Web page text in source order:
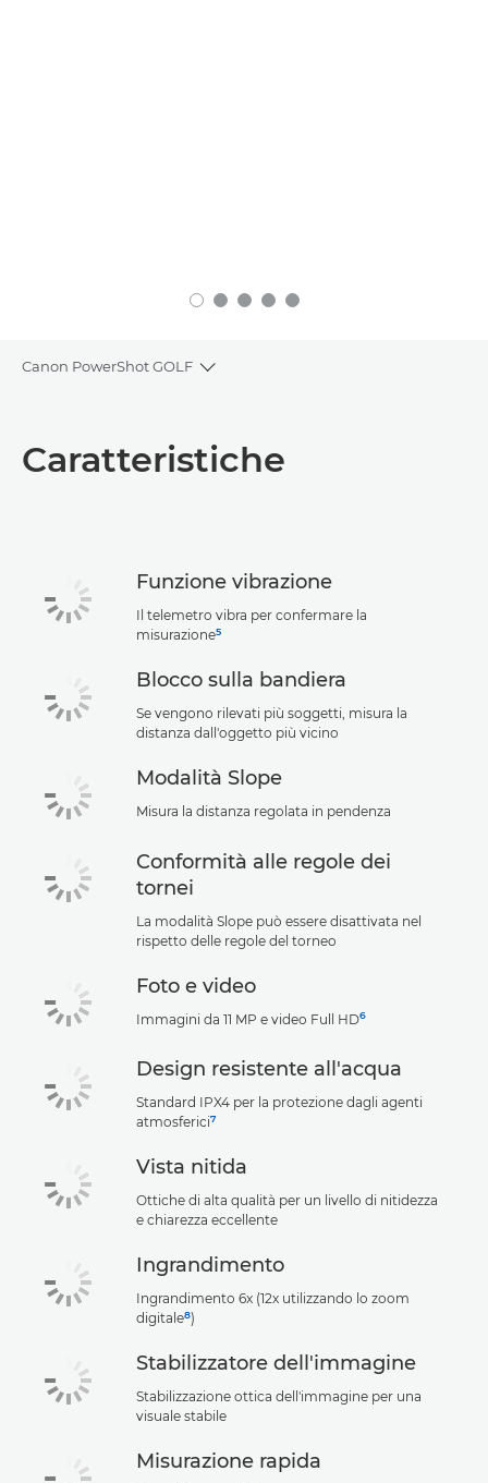
Canon PowerShot GOLF
Toggle breadcrumbs
Caratteristiche
Caratteristiche
Funzione vibrazione
Il telemetro vibra per confermare la
misurazione5
Blocco sulla bandiera
Se vengono rilevati più soggetti, misura la
distanza dall'oggetto più vicino
Modalità Slope
Misura la distanza regolata in pendenza
Conformità alle regole dei
tornei
La modalità Slope può essere disattivata nel
rispetto delle regole del torneo
Foto e video
Immagini da 11 MP e video Full HD6
Design resistente all'acqua
Standard IPX4 per la protezione dagli agenti
atmosferici7
Vista nitida
Ottiche di alta qualità per un livello di nitidezza
e chiarezza eccellente
Ingrandimento
Ingrandimento 6x (12x utilizzando lo zoom
digitale8)
Stabilizzatore dell'immagine
Stabilizzazione ottica dell'immagine per una
visuale stabile
Misurazione rapida